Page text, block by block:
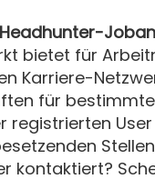
bietet für
Karriere-
für
registrierten
kontaktiert?